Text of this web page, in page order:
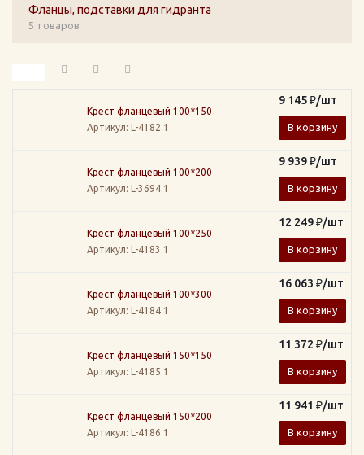
Фланцы, подставки для гидранта
5 товаров
Крест фланцевый 100*150
Артикул: L-4182.1
9 145₽/шт
В корзину
Крест фланцевый 100*200
Артикул: L-3694.1
9 939₽/шт
В корзину
Крест фланцевый 100*250
Артикул: L-4183.1
12 249₽/шт
В корзину
Крест фланцевый 100*300
Артикул: L-4184.1
16 063 ₽/шт
В корзину
Крест фланцевый 150*150
Артикул: L-4185.1
11 372 ₽/шт
В корзину
Крест фланцевый 150*200
Артикул: L-4186.1
11 941 ₽/шт
В корзину